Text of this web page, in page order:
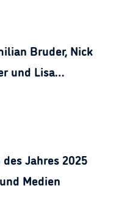
Bruder, Nick
und Lisa
Jahres 2025
Medien